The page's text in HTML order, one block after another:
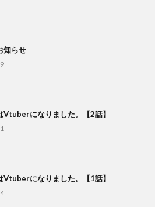
知らせ
Vtuberになりました。【2話】
Vtuberになりました。【1話】